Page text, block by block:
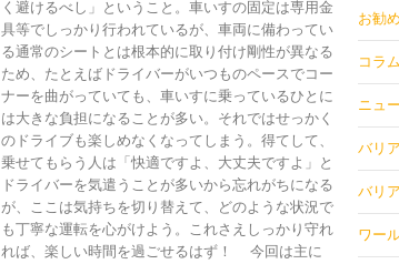
く避けるべし」ということ。車いすの固定は専用金
具等でしっかり行われているが、車両に備わってい
る通常のシートとは根本的に取り付け剛性が異なる
ため、たとえばドライバーがいつものペースでコー
ナーを曲がっていても、車いすに乗っているひとに
は大きな負担になることが多い。それではせっかく
のドライブも楽しめなくなってしまう。得てして、
乗せてもらう人は「快適ですよ、大丈夫ですよ」と
ドライバーを気遣うことが多いから忘れがちになる
が、ここは気持ちを切り替えて、どのような状況で
も丁寧な運転を心がけよう。これさえしっかり守れ
れば、楽しい時間を過ごせるはず！ 今回は主に
お勧
コラム
ニュ
バリ
バリ
ワー